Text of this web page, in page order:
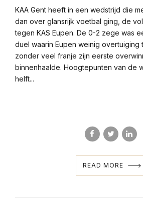
KAA Gent heeft in een wedstrijd die
dan over glansrijk voetbal ging, de
tegen KAS Eupen. De 0-2 zege was
duel waarin Eupen weinig overtuiging
zonder veel franje zijn eerste
binnenhaalde. Hoogtepunten van de
helft...
READ MORE